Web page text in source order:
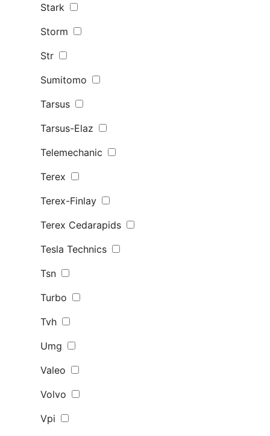
Stark
Storm
Str
Sumitomo
Tarsus
Tarsus-Elaz
Telemechanic
Terex
Terex-Finlay
Terex Сedarapids
Tesla Technics
Tsn
Turbo
Tvh
Umg
Valeo
Volvo
Vpi